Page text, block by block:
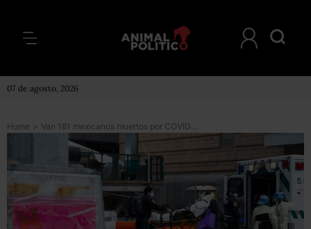
07 de agosto, 2026
Home > Van 181 mexicanos muertos por COVID-19 en EU; no se han repatriado restos: SRE